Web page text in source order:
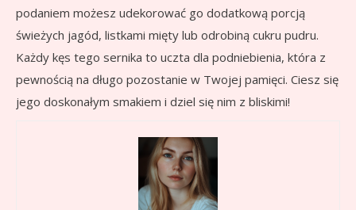
podaniem możesz udekorować go dodatkową porcją
świeżych jagód, listkami mięty lub odrobiną cukru pudru.
Każdy kęs tego sernika to uczta dla podniebienia, która z
pewnością na długo pozostanie w Twojej pamięci. Ciesz się
jego doskonałym smakiem i dziel się nim z bliskimi!